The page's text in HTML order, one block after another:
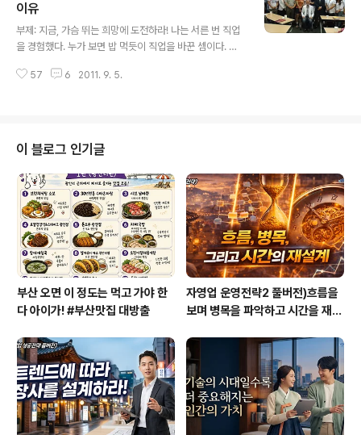
꺼내본다. 내가 마지막으로 사표를 쓴 것은 서른아홉 살 때
다. 이후 회사라는 조직에는 다시 들어가지 않았다. 좋게 생
각하면 조직에서 벗어나 독립하게 된 셈이지만, 사실상 쫓
도중에 촬영해서 보내준 사진) 서른 아홉의 당시, 나는 독립
이유
부제: 지금, 가슴 뛰는 희망에 도전하라! 나는 서른 번 직업
을 경험했다. 누가 보면 밥 먹듯이 직업을 바꾼 셈이다. 그
걱정 어린 한마디를 건네도 할 말이 없었다. 나 또한 여기저
입사 관문에서도 수백 번 좌절을 겪어야만 했다. 그나마 취
업한 직장은 규모도 작고, 보수도 적고, 고용형태도 늘 불안
했기에 뜻하지 않게 직장을 옮겨 다니는 일이 많았다. (독서
를 사랑하는 모임 We CEO 강연을 마친 후, 유료에다 토요
일 저녁에 한 강의였으나 좌석을 가득 메워주신 모든 분들
에게..
57 6 2011. 9. 5.
이 블로그 인기글
부산 오면 이 정도는 먹고 가야 한
다 아이가! #부산맛집 대방출
자영업 운영전략2 풀버전)흐름을
보며 병목을 파악하고 시간을 재설